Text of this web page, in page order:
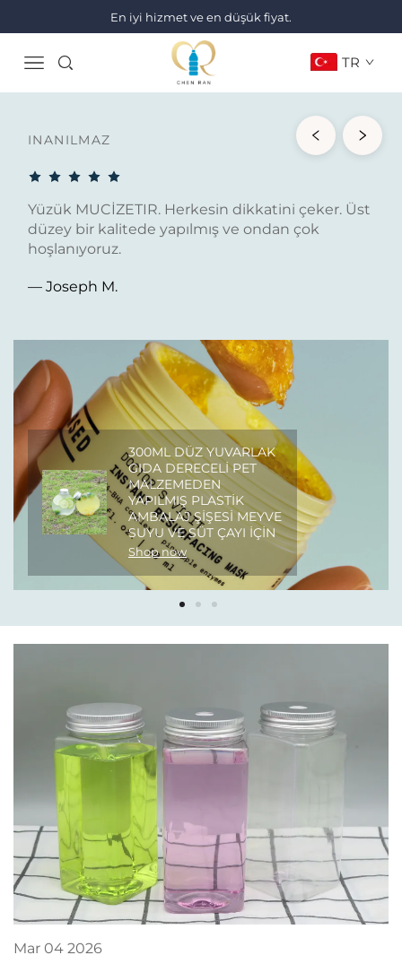
En iyi hizmet ve en düşük fiyat.
TR
INANILMAZ
Yüzük MUCİZETIR. Herkesin dikkatini çeker. Üst
düzey bir kalitede yapılmış ve ondan çok
hoşlanıyoruz.
— Joseph M.
300ML DÜZ YUVARLAK
GIDA DERECELI PET
MALZEMEDEN
YAPILMIŞ PLASTIK
AMBALAJ ŞIŞESI MEYVE
SUYU VE SÜT ÇAYI IÇIN
Shop now
Mar 04 2026